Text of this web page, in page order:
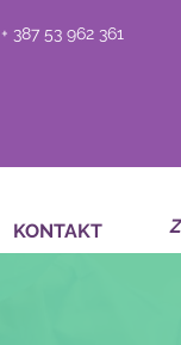
387 53 962 361
KONTAKT